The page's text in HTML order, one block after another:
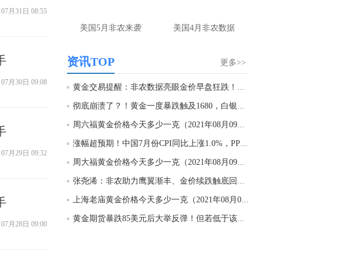
07月31日 08:55
07月30日 09:08
07月29日 09:32
07月28日 09:00
徐文婷：
时指导， 关注老师财经号主页：
http://mp.cnfol.com/user/58676
匿名网友-中金在线手机网：止损多少 老师
徐文婷：7美金
度。70一50？。
徐文婷：带上止损博弈，实时指导， 关注老
师财经号主页：http://mp.cnfol.com/user/58676
匿名网友-中金在线手机网： 老师好，金现在
美国5月非农来袭 美国4月非农数据
更多>>
资讯TOP
黄金交易提醒：非农数据亮眼金价早盘狂跌！本周...
彻底崩溃了？！黄金一度暴跌触及1680，白银更是...
周六福黄金价格今天多少一克（2021年08月09日）...
涨幅超预期！中国7月份CPI同比上涨1.0%，PPI同...
周大福黄金价格今天多少一克（2021年08月09日）
张尧浠：非农助力鹰翼渐丰、金价续跌触底回升仍...
上海老庙黄金价格今天多少一克（2021年08月09日...
黄金期货暴跌85美元后大举反弹！但若低于该位 ...